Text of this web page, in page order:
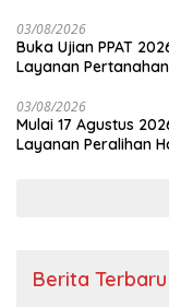
03/08/2026
Buka Ujian PPAT
Layanan
03/08/2026
Mulai 17 Agustus
Layanan Peralihan
Berita Terbaru